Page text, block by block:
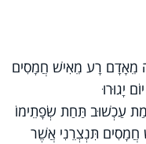
מֵאָדָם רָע מֵאִישׁ חֲמָסִים
יָגוּרוּ
עַכְשׁוּב תַּחַת שְׂפָתֵימוֹ
חֲמָסִים תִּנְצְרֵנִי אֲשֶׁר